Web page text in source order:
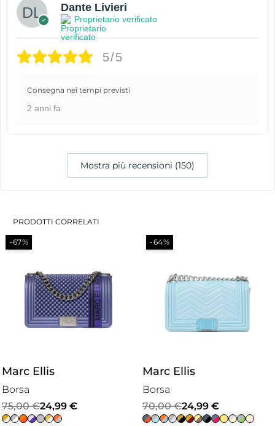
Dante Livieri
Proprietario verificato
5/5
Consegna nei tempi previsti
2 anni fa
Mostra più recensioni (150)
PRODOTTI CORRELATI
-67%
Marc Ellis
Borsa
75,00€
Il
prezzo
24,99 €
Il
prezzo
-64%
Marc Ellis
Borsa
70,00€
Il
prezzo
24,99 €
Il
prezzo